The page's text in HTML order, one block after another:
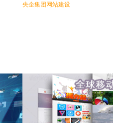
央企集团网站建设